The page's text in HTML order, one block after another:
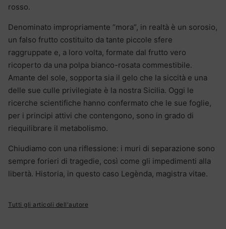
rosso.
Denominato impropriamente “mora”, in realtà è un sorosio,
un falso frutto costituito da tante piccole sfere
raggruppate e, a loro volta, formate dal frutto vero
ricoperto da una polpa bianco-rosata commestibile.
Amante del sole, sopporta sia il gelo che la siccità e una
delle sue culle privilegiate è la nostra Sicilia. Oggi le
ricerche scientifiche hanno confermato che le sue foglie,
per i principi attivi che contengono, sono in grado di
riequilibrare il metabolismo.
Chiudiamo con una riflessione: i muri di separazione sono
sempre forieri di tragedie, così come gli impedimenti alla
libertà. Historia, in questo caso Legènda, magistra vitae.
Tutti gli articoli dell'autore